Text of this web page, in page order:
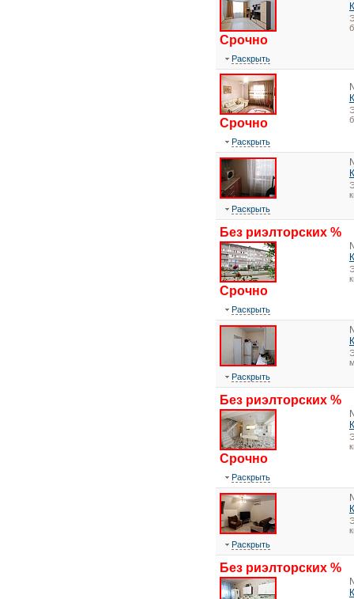
Срочно
Раскрыть
Срочно
Раскрыть
Раскрыть
Без риэлторских %
Срочно
Раскрыть
Раскрыть
Без риэлторских %
Срочно
Раскрыть
Раскрыть
Без риэлторских %